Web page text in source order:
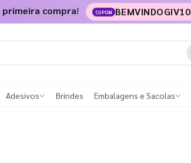
primeira compra! CUPOM BEMVINDOGIV10
Adesivos Brindes Embalagens e Sacolas